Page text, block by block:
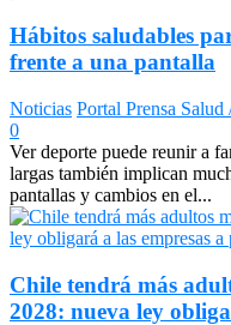
Hábitos saludables
frente a una pantalla
Noticias Portal Prensa
0
Ver deporte puede reunir a
largas también implican
pantallas y cambios en el...
Chile tendrá más
2028: nueva ley